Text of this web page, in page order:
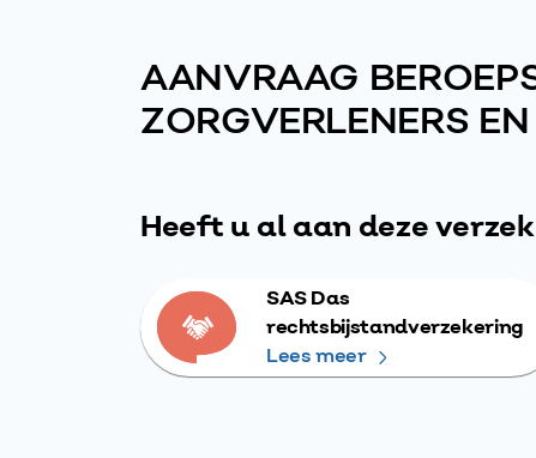
AANVRAAG
ZORGVERLENERS
Heeft u al aan deze
SAS Das
rechtsbijstandverzekering
Lees meer